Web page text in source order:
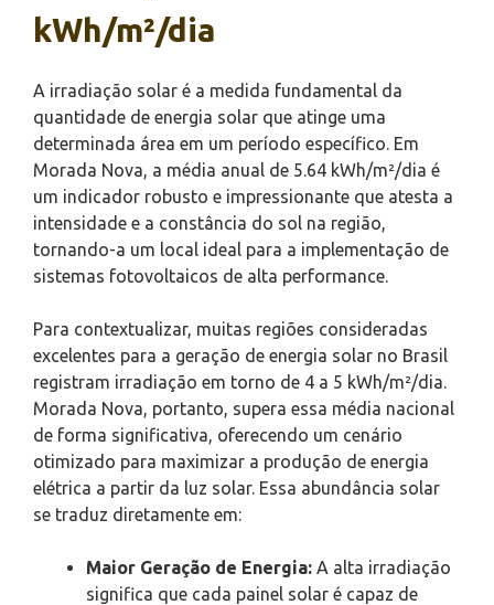
kWh/m²/dia
A irradiação solar é a medida fundamental da
quantidade de energia solar que atinge uma
determinada área em um período específico. Em
Morada Nova, a média anual de 5.64 kWh/m²/dia é
um indicador robusto e impressionante que atesta a
intensidade e a constância do sol na região,
tornando-a um local ideal para a implementação de
sistemas fotovoltaicos de alta performance.
Para contextualizar, muitas regiões consideradas
excelentes para a geração de energia solar no Brasil
registram irradiação em torno de 4 a 5 kWh/m²/dia.
Morada Nova, portanto, supera essa média nacional
de forma significativa, oferecendo um cenário
otimizado para maximizar a produção de energia
elétrica a partir da luz solar. Essa abundância solar
se traduz diretamente em:
Maior Geração de Energia: A alta irradiação
significa que cada painel solar é capaz de